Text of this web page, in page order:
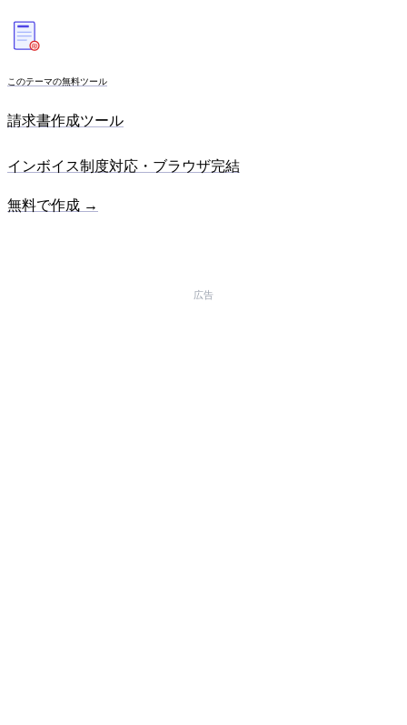
印
このテーマの無料ツール
請求書作成ツール
インボイス制度対応・ブラウザ完結
無料で作成 →
広告